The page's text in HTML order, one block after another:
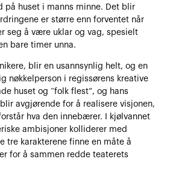
på huset i manns minne. Det blir
er større enn forventet når
seg å være uklar og vag, spesielt
bare timer unna.
blir en usannsynlig helt, og en
nøkkelperson i regissørens kreative
huset og “folk flest”, og hans
avgjørende for å realisere visjonen,
hva den innebærer. I kjølvannet
ambisjoner kolliderer med
tre karakterene finne en måte å
for å sammen redde teaterets